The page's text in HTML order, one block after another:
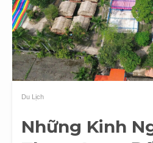
Du Lịch
Những Kinh